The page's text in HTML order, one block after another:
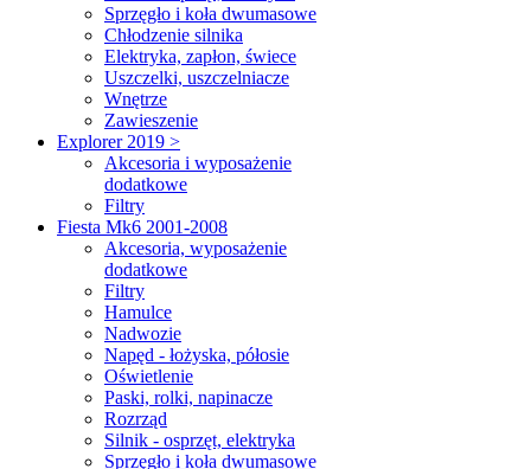
Sprzęgło i koła dwumasowe
Chłodzenie silnika
Elektryka, zapłon, świece
Uszczelki, uszczelniacze
Wnętrze
Zawieszenie
Explorer 2019 >
Akcesoria i wyposażenie
dodatkowe
Filtry
Fiesta Mk6 2001-2008
Akcesoria, wyposażenie
dodatkowe
Filtry
Hamulce
Nadwozie
Napęd - łożyska, półosie
Oświetlenie
Paski, rolki, napinacze
Rozrząd
Silnik - osprzęt, elektryka
Sprzęgło i koła dwumasowe